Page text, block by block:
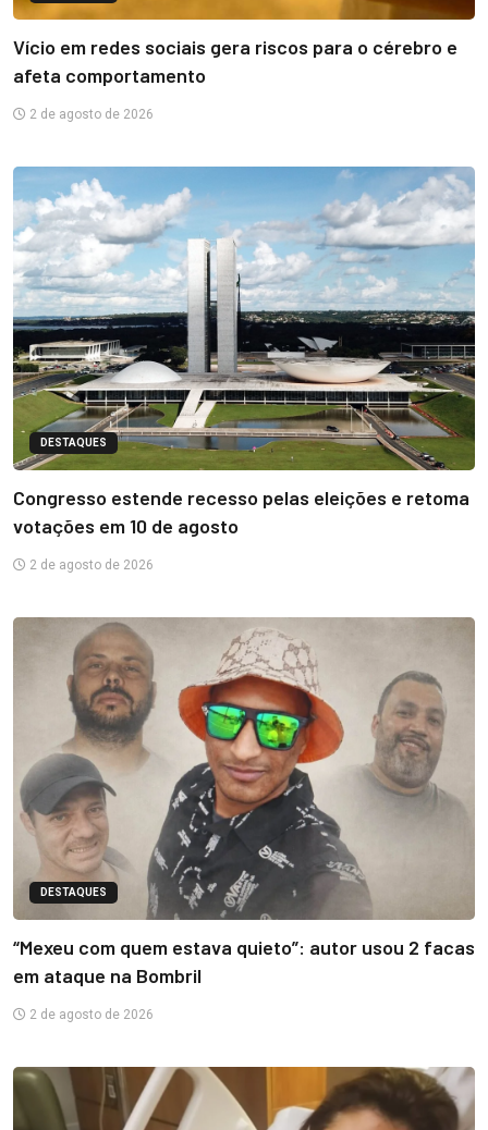
Vício em redes sociais gera riscos para o cérebro e
afeta comportamento
2 de agosto de 2026
DESTAQUES
Congresso estende recesso pelas eleições e retoma
votações em 10 de agosto
2 de agosto de 2026
DESTAQUES
“Mexeu com quem estava quieto”: autor usou 2 facas
em ataque na Bombril
2 de agosto de 2026